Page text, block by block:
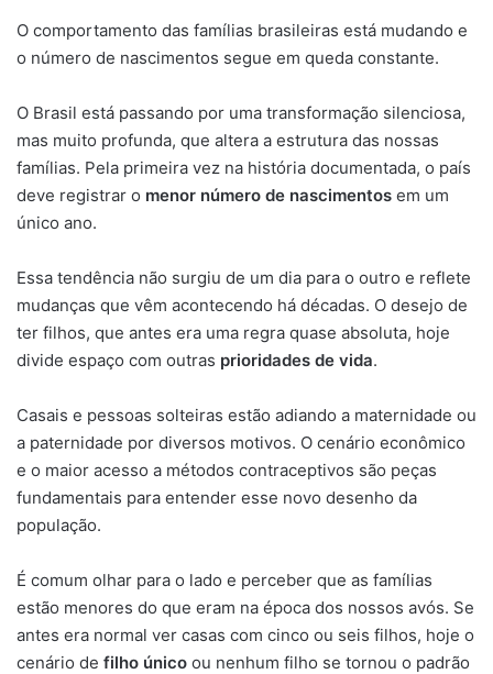
O comportamento das famílias brasileiras está mudando e
o número de nascimentos segue em queda constante.
O Brasil está passando por uma transformação silenciosa,
mas muito profunda, que altera a estrutura das nossas
famílias. Pela primeira vez na história documentada, o país
deve registrar o menor número de nascimentos em um
único ano.
Essa tendência não surgiu de um dia para o outro e reflete
mudanças que vêm acontecendo há décadas. O desejo de
ter filhos, que antes era uma regra quase absoluta, hoje
divide espaço com outras prioridades de vida.
Casais e pessoas solteiras estão adiando a maternidade ou
a paternidade por diversos motivos. O cenário econômico
e o maior acesso a métodos contraceptivos são peças
fundamentais para entender esse novo desenho da
população.
É comum olhar para o lado e perceber que as famílias
estão menores do que eram na época dos nossos avós. Se
antes era normal ver casas com cinco ou seis filhos, hoje o
cenário de filho único ou nenhum filho se tornou o padrão